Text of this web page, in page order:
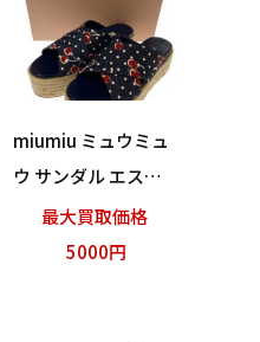
miumiu ミュウミュ
ウ サンダル エスパ
ドリーユ サクランボ
ネイビー 袋付 サイ
最大買取価格
5000円